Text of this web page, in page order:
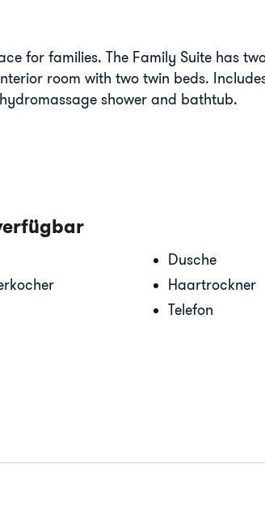
for families. The Family Suite has
room with two twin beds.
shower and bathtub.
Dusche
Haartrockner
Telefon